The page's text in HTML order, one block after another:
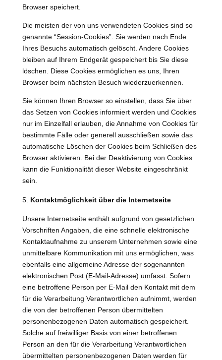
Browser speichert.
Die meisten der von uns verwendeten Cookies sind so
genannte “Session-Cookies”. Sie werden nach Ende
Ihres Besuchs automatisch gelöscht. Andere Cookies
bleiben auf Ihrem Endgerät gespeichert bis Sie diese
löschen. Diese Cookies ermöglichen es uns, Ihren
Browser beim nächsten Besuch wiederzuerkennen.
Sie können Ihren Browser so einstellen, dass Sie über
das Setzen von Cookies informiert werden und Cookies
nur im Einzelfall erlauben, die Annahme von Cookies für
bestimmte Fälle oder generell ausschließen sowie das
automatische Löschen der Cookies beim Schließen des
Browser aktivieren. Bei der Deaktivierung von Cookies
kann die Funktionalität dieser Website eingeschränkt
sein.
Kontaktmöglichkeit über die Internetseite
Unsere Internetseite enthält aufgrund von gesetzlichen
Vorschriften Angaben, die eine schnelle elektronische
Kontaktaufnahme zu unserem Unternehmen sowie eine
unmittelbare Kommunikation mit uns ermöglichen, was
ebenfalls eine allgemeine Adresse der sogenannten
elektronischen Post (E-Mail-Adresse) umfasst. Sofern
eine betroffene Person per E-Mail den Kontakt mit dem
für die Verarbeitung Verantwortlichen aufnimmt, werden
die von der betroffenen Person übermittelten
personenbezogenen Daten automatisch gespeichert.
Solche auf freiwilliger Basis von einer betroffenen
Person an den für die Verarbeitung Verantwortlichen
übermittelten personenbezogenen Daten werden für